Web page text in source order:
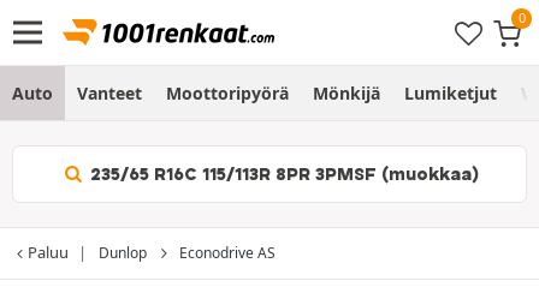
Auto Vanteet Moottoripyörä Mönkijä Lumiketjut
235/65 R16C 115/113R 8PR 3PMSF (muokkaa)
Paluu Dunlop Econodrive AS